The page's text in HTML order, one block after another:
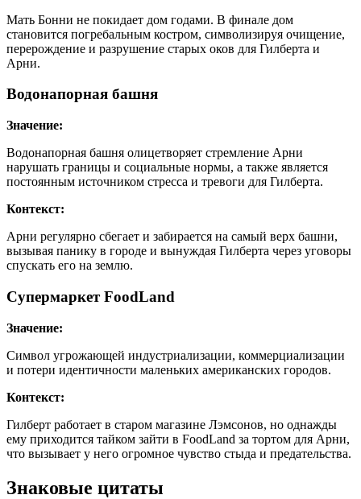
Мать Бонни не покидает дом годами. В финале дом
становится погребальным костром, символизируя очищение,
перерождение и разрушение старых оков для Гилберта и
Арни.
Водонапорная башня
Значение:
Водонапорная башня олицетворяет стремление Арни
нарушать границы и социальные нормы, а также является
постоянным источником стресса и тревоги для Гилберта.
Контекст:
Арни регулярно сбегает и забирается на самый верх башни,
вызывая панику в городе и вынуждая Гилберта через уговоры
спускать его на землю.
Супермаркет FoodLand
Значение:
Символ угрожающей индустриализации, коммерциализации
и потери идентичности маленьких американских городов.
Контекст:
Гилберт работает в старом магазине Лэмсонов, но однажды
ему приходится тайком зайти в FoodLand за тортом для Арни,
что вызывает у него огромное чувство стыда и предательства.
Знаковые цитаты